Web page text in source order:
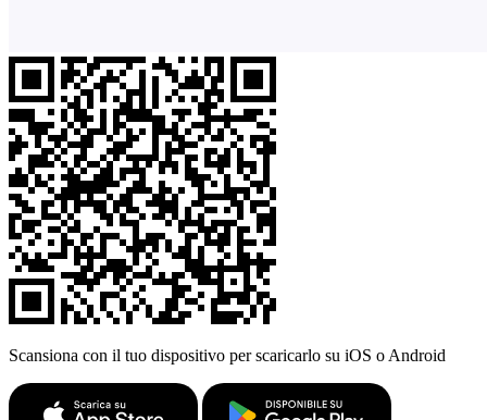
Scansiona con il tuo dispositivo per scaricarlo su iOS o Android